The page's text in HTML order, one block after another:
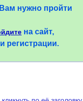
нужно пройти
на сайт,
регистрации.